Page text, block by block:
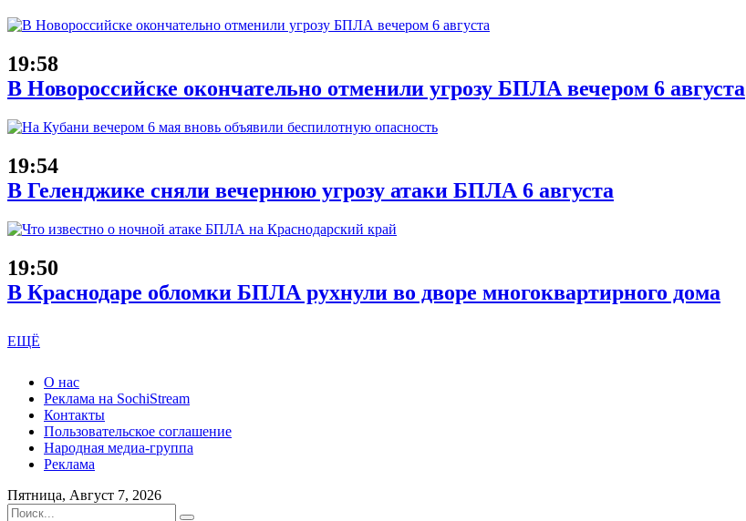
19:58
В Новороссийске окончательно отменили угрозу БПЛА вечером 6 августа
19:54
В Геленджике сняли вечернюю угрозу атаки БПЛА 6 августа
19:50
В Краснодаре обломки БПЛА рухнули во дворе многоквартирного дома
ЕЩЁ
О нас
Реклама на SochiStream
Контакты
Пользовательское соглашение
Народная медиа-группа
Реклама
Пятница, Август 7, 2026